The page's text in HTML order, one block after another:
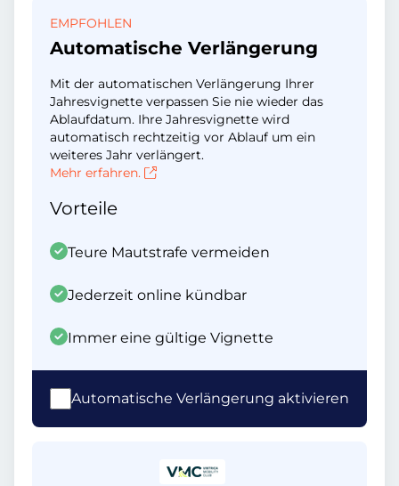
EMPFOHLEN
Automatische Verlängerung
Mit der automatischen Verlängerung Ihrer
Jahresvignette verpassen Sie nie wieder das
Ablaufdatum. Ihre Jahresvignette wird
automatisch rechtzeitig vor Ablauf um ein
weiteres Jahr verlängert.
Mehr erfahren.
Vorteile
Teure Mautstrafe vermeiden
Jederzeit online kündbar
Immer eine gültige Vignette
Automatische Verlängerung aktivieren